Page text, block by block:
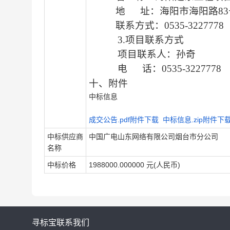
地
址：海阳市海阳路
联系方式： 0535-3227778
3.项目联系方式
项目联系人 ：孙奇
电
话： 0535-3227778
十、附件
中标信息
成交公告.pdf附件下载 中标信息.zip附件下
中标供应商
名称
中国广电山东网络有限公司烟台市分公司
中标价格 1988000.000000 元(人民币)
寻标宝联系我们